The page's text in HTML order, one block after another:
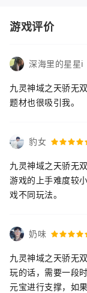
游戏评价
深海里的星星i
九灵神域之天骄无
题材也很吸引我。
豹女
九灵神域之天骄无
游戏的上手难度较
戏不同玩法。
奶味
九灵神域之天骄无
玩的话，需要一段
元宝进行支撑，如